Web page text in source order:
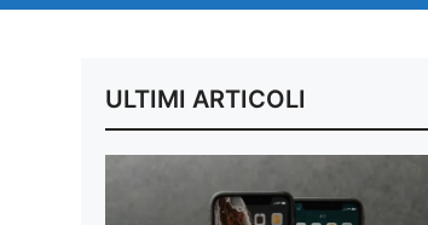
ULTIMI ARTICOLI